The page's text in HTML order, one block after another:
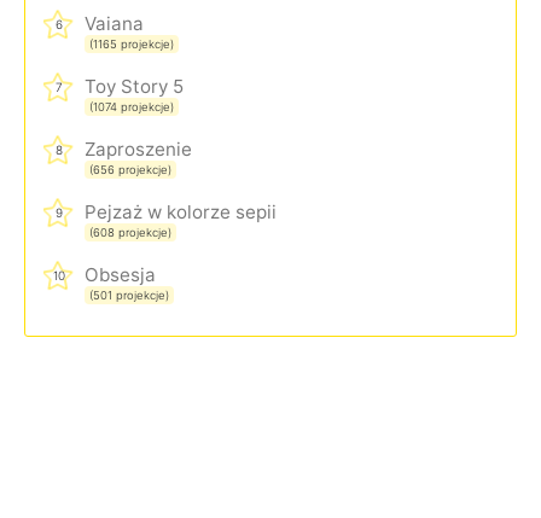
6 Vaiana
(1165 projekcje)
7 Toy Story 5
(1074 projekcje)
8 Zaproszenie
(656 projekcje)
9 Pejzaż w kolorze sepii
(608 projekcje)
10 Obsesja
(501 projekcje)